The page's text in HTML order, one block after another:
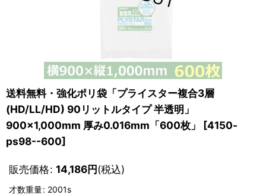
送料無料・強化ポリ袋「プライスター複合3層
(HD/LL/HD) 90リットルタイプ 半透明」
900×1,000mm 厚み0.016mm「600枚」
[4150-
ps98--600]
販売価格: 14,186円(税込)
才数重量: 2001s